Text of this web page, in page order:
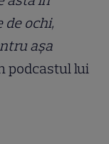
de ochi,
așa
podcastul lui